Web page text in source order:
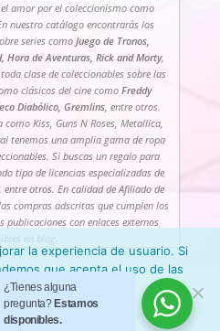
amor por el coleccionismo como
nuestro catálogo encontrarás los
series comoJuego de Tronos,
Hora de Aventuras, Rick and Morty,
clase de coleccionables sobre las
clásicos del cine como Freddy
Diabólico, Gremlins, entre otros.
Kiss, Guns N Roses, Metallica,
tenemos una amplia gama de ropa
Si buscas un regalo para
tipo de licencias especializadas de
entre otros. En calidad de Afiliado de
compras adscritas que cumplen los
publicaciones con enlaces externos
en blog.
Nostalgic Play
¿Tienes alguna
pregunta? Estamos
disponibles.
la experiencia de usuario. Si
que acepta el uso de las
mismas.
+ Info